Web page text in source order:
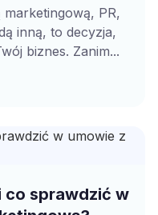
PR,
inną, to decyzja,
biznes. Zanim...
co sprawdzić w